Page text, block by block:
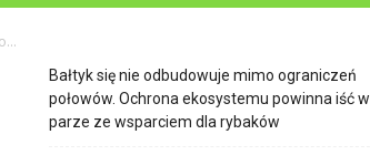
Bałtyk się nie odbudowuje mimo ograniczeń
połowów. Ochrona ekosystemu powinna iść w
parze ze wsparciem dla rybaków